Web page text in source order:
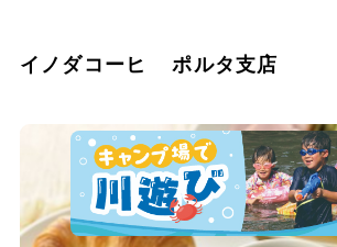
イノダコーヒ ポルタ支店